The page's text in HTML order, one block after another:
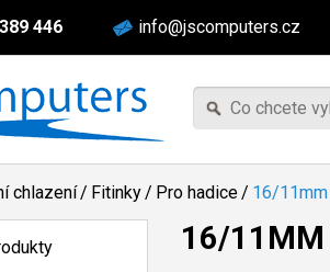
446 info@jscomputers.cz
chlazení/ Fitinky/ Pro hadice/ 16/11mm
16/11MM